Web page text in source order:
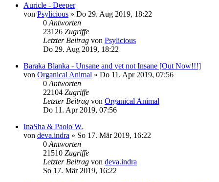
Auricle - Deeper
von Psylicious » Do 29. Aug 2019, 18:22
0 Antworten
23126 Zugriffe
Letzter Beitrag von Psylicious
Do 29. Aug 2019, 18:22
Baraka Blanka - Unsane and yet not Insane [Out Now!!!]
von Organical Animal » Do 11. Apr 2019, 07:56
0 Antworten
22104 Zugriffe
Letzter Beitrag von Organical Animal
Do 11. Apr 2019, 07:56
InaSha & Paolo W.
von deva.indra » So 17. Mär 2019, 16:22
0 Antworten
21510 Zugriffe
Letzter Beitrag von deva.indra
So 17. Mär 2019, 16:22